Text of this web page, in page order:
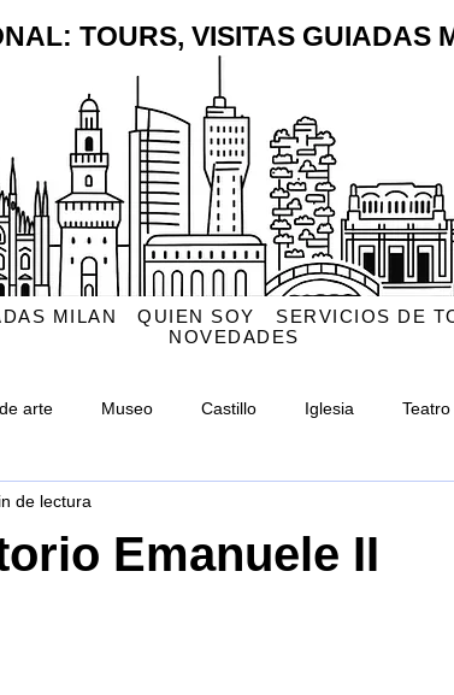
TOURS, VISITAS GUIADAS
MILAN QUIEN SOY SERVICIOS DE
NOVEDADES
arte Museo Castillo Iglesia
CityLife
Emanuele II
de lectura